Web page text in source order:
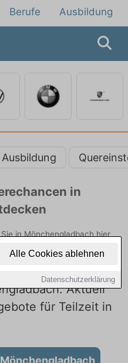
Alle Cookies ablehnen
Datenschutzerklärung
Berufe Ausbildung
Ausbildung
in
in Mönchengladbach hier
Sie freie Optionen von Top-
noch heute.
Aktuell
für Teilzeit in